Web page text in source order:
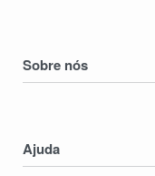
Mulheres
Crianças
Sobre nós
Contatos
Ajuda